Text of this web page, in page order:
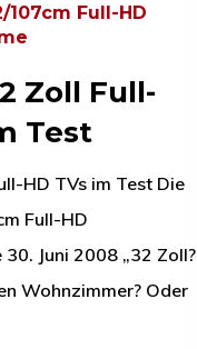
107cm Full-HD
Zoll Full-
Test
HD TVs im Test Die
Full-HD
Juni 2008 „32 Zoll?
Wohnzimmer? Oder